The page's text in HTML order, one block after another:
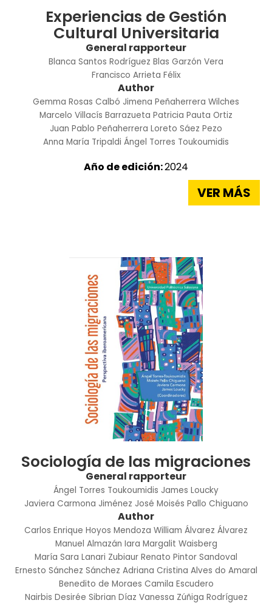
Experiencias de Gestión
Cultural Universitaria
General rapporteur
Blanca Santos Rodríguez Blas Garzón Vera
Francisco Arrieta Félix
Author
Gemma Rosas Calbó Jimena Peñaherrera Wilches
Marcelo Villacís Barrazueta Patricia Pauta Ortiz
Juan Pablo Peñaherrera Loreto Sáez Pezo
Anna María Tripaldi Ángel Torres Toukoumidis
Año de edición:2024
VER MÁS
Sociología de las migraciones
General rapporteur
Ángel Torres Toukoumidis James Loucky
Javiera Carmona Jiménez José Moisés Pallo Chiguano
Author
Carlos Enrique Hoyos Mendoza William Álvarez Álvarez
Manuel Almazán Iara Margalit Waisberg
María Sara Lanari Zubiaur Renato Pintor Sandoval
Ernesto Sánchez Sánchez Adriana Cristina Alves do Amaral
Benedito de Moraes Camila Escudero
Nairbis Desirée Sibrian Díaz Vanessa Zúñiga Rodríguez